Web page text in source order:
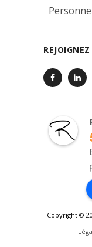
Copyright ©